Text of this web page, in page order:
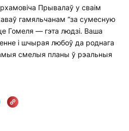
Прывалаў у сваім
гамяльчанам “за сумесную
Гомеля — гэта людзі. Ваша
і шчырая любоў да роднага
смелыя планы ў рэальныя